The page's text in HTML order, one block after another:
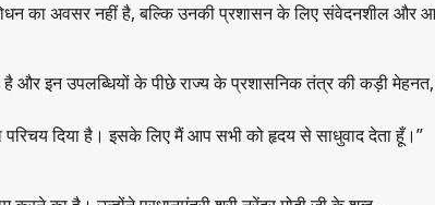
का अवसर नहीं है, बल्कि उनकी प्रशासन के लिए संवेदनशील और
है और इन उपलब्धियों के पीछे राज्य के प्रशासनिक तंत्र की कड़ी
दिया है। इसके लिए मैं आप सभी को हृदय से साधुवाद देता हूँ।”